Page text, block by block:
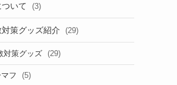
いて (3)
策グッズ紹介 (29)
対策グッズ (29)
フ (5)